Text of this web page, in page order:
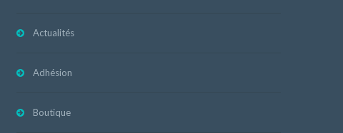
Actualités
Adhésion
Boutique